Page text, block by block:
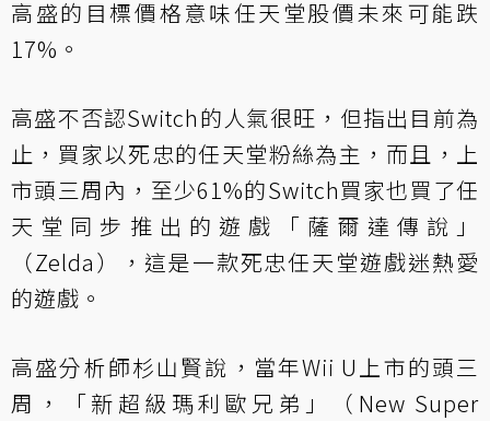
高盛的目標價格意味任天堂股價未來可能跌
17%。
高盛不否認Switch的人氣很旺，但指出目前為
止，買家以死忠的任天堂粉絲為主，而且，上
市頭三周內，至少61%的Switch買家也買了任
天堂同步推出的遊戲「薩爾達傳說」
（Zelda），這是一款死忠任天堂遊戲迷熱愛
的遊戲。
高盛分析師杉山賢說，當年Wii U上市的頭三
周，「新超級瑪利歐兄弟」（New Super